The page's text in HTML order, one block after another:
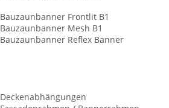
Bauzaunbanner Frontlit B1
Bauzaunbanner Mesh B1
Bauzaunbanner Reflex Banner
Deckenabhängungen